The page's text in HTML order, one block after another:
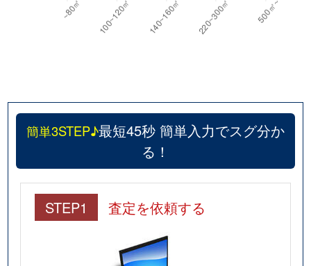
簡単3STEP♪最短45秒 簡単入力でスグ分か
る！
STEP1 査定を依頼する